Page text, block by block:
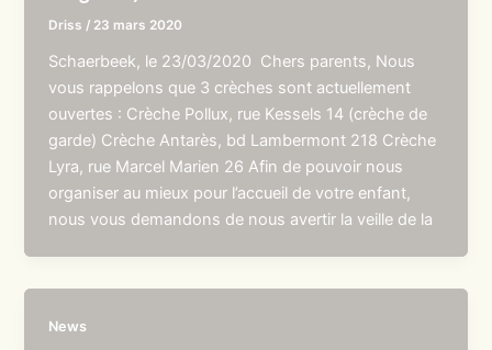
Driss / 23 mars 2020
Schaerbeek, le 23/03/2020 Chers parents, Nous
vous rappelons que 3 crèches sont actuellement
ouvertes : Crèche Pollux, rue Kessels 14 (crèche de
garde) Crèche Antarès, bd Lambermont 218 Crèche
Lyra, rue Marcel Marien 26 Afin de pouvoir nous
organiser au mieux pour l’accueil de votre enfant,
nous vous demandons de nous avertir la veille de la
News